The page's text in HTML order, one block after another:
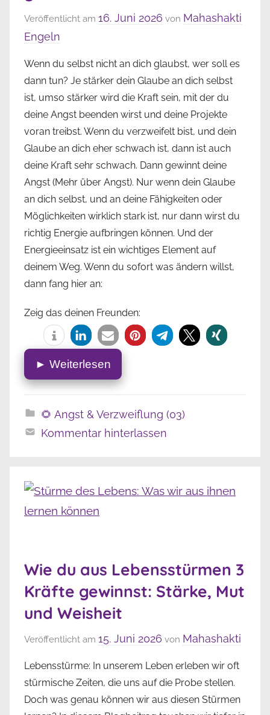
Veröffentlicht am 16. Juni 2026 von Mahashakti
Engeln
Wenn du selbst nicht an dich glaubst, wer soll es
dann tun? Je stärker dein Glaube an dich selbst
ist, umso stärker wird die Kraft sein, mit der du
deine Angst beenden wirst und deine Projekte
voran treibst. Wenn du verzweifelt bist, und dein
Glaube an dich eher schwach ist, dann ist auch
deine Kraft sehr schwach. Dann gewinnt deine
Angst (Mehr über Angst). Nur wenn dein Glaube
an dich selbst, und an deine Fähigkeiten oder
Möglichkeiten wirklich stark ist, nur dann wirst du
richtig Energie aufbringen können. Und der
Energieeinsatz ist ein wichtiges Element auf
deinem Weg. Wenn du sofort was ändern willst,
dann fang hier an:
Zeig das deinen Freunden:
► Weiterlesen
🌻 Angst & Verzweiflung (03)
Kommentar hinterlassen
Wie du aus Lebensstürmen 3
Kräfte gewinnst: Stärke, Mut
und Weisheit
Veröffentlicht am 15. Juni 2026 von Mahashakti
Lebensstürme: In unserem Leben erleben wir oft
stürmische Zeiten, die uns auf die Probe stellen.
Doch was genau können wir aus diesen Stürmen